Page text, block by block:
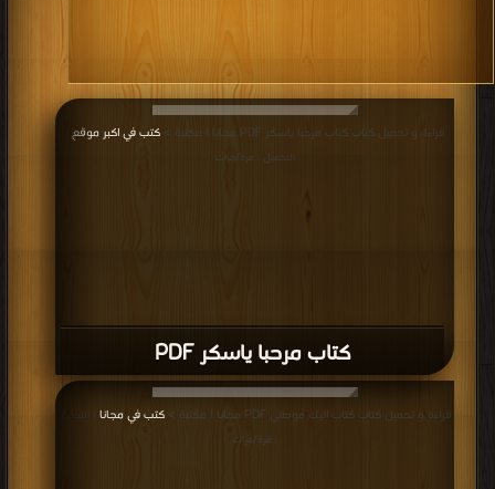
كتاب مرحبا ياسكر PDF
قراءة و تحميل كتاب كتاب مرحبا ياسكر PDF مجانا | مكتبة > كتب في اكبر موقع
التحميل : مرة/مرات
قراءة و تحميل كتاب كتاب اليك موطني PDF مجانا | مكتبة > كتب في مجانا
: مرة/مرات